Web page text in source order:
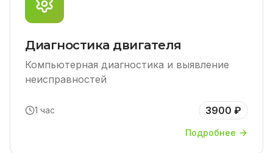
Диагностика двигателя
Компьютерная диагностика и выявление
неисправностей
1 час 3900 ₽
Подробнее